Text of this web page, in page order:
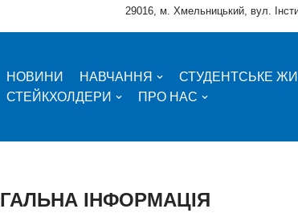
29016, м. Хмельницький, вул.
НОВИНИ НАВЧАННЯ СТУДЕНТСЬКЕ
СТЕЙКХОЛДЕРИ
ПРО НАС
ІНФОРМАЦІЯ